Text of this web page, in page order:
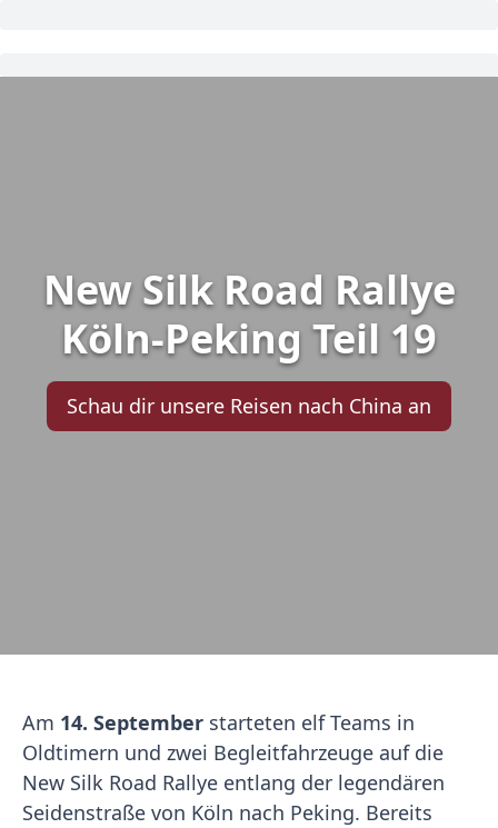
New Silk Road Rallye
Köln-Peking Teil 19
Schau dir unsere Reisen nach China an
Am 14. September starteten elf Teams in
Oldtimern und zwei Begleitfahrzeuge auf die
New Silk Road Rallye entlang der legendären
Seidenstraße von Köln nach Peking. Bereits